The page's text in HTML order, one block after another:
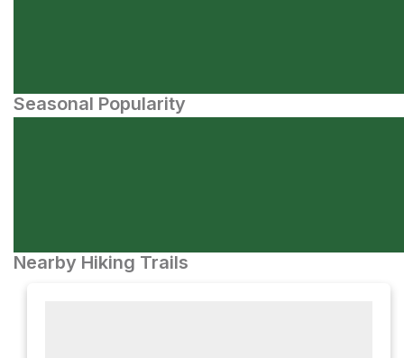
Seasonal Popularity
Nearby Hiking Trails